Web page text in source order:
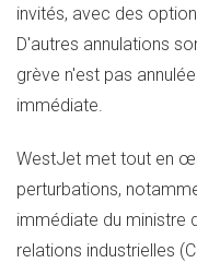
invités, avec des
D'autres annulations
grève n'est pas
immédiate.
WestJet met tout en
perturbations,
immédiate du ministre
relations industrielles